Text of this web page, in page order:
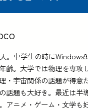
。中学生の時に
齢。大学では物理を専攻
・宇宙関係の話題が得意
話題も大好き。最近は半
アニメ・ゲーム・文学も